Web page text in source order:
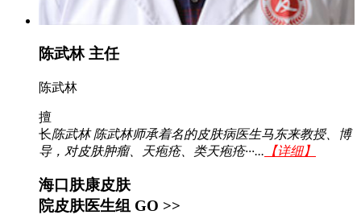
陈武林 主任
陈武林
擅
长陈武林 陈武林师承着名的皮肤病医生马东来教授、博
导，对皮肤肿瘤、天疱疮、类天疱疮···... 【详细】
海口肤康皮肤
院皮肤医生组 GO >>